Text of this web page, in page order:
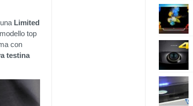
Limited
top
con
testina